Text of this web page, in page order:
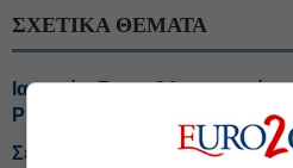
ΣΧΕΤΙΚΑ ΘΕΜΑΤΑ
Ιαπωνία: Στους 34 οι νεκροί
Ρίχτερ
Σεισμός στην Ιαπωνία: